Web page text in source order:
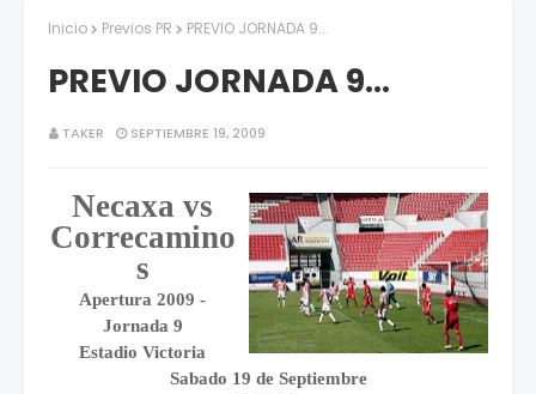
Inicio Previos PR PREVIO JORNADA 9...
PREVIO JORNADA 9...
TAKER SEPTIEMBRE 19, 2009
Necaxa vs
Correcamino
s
Apertura 2009 -
Jornada 9
Estadio Victoria
Sabado 19 de Septiembre